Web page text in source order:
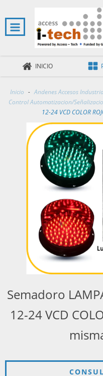
INICIO
Inicio - Andenes Accesos
Control Automatizacion/
12-24 VCD COLOR
Semadoro
12-24 VCD